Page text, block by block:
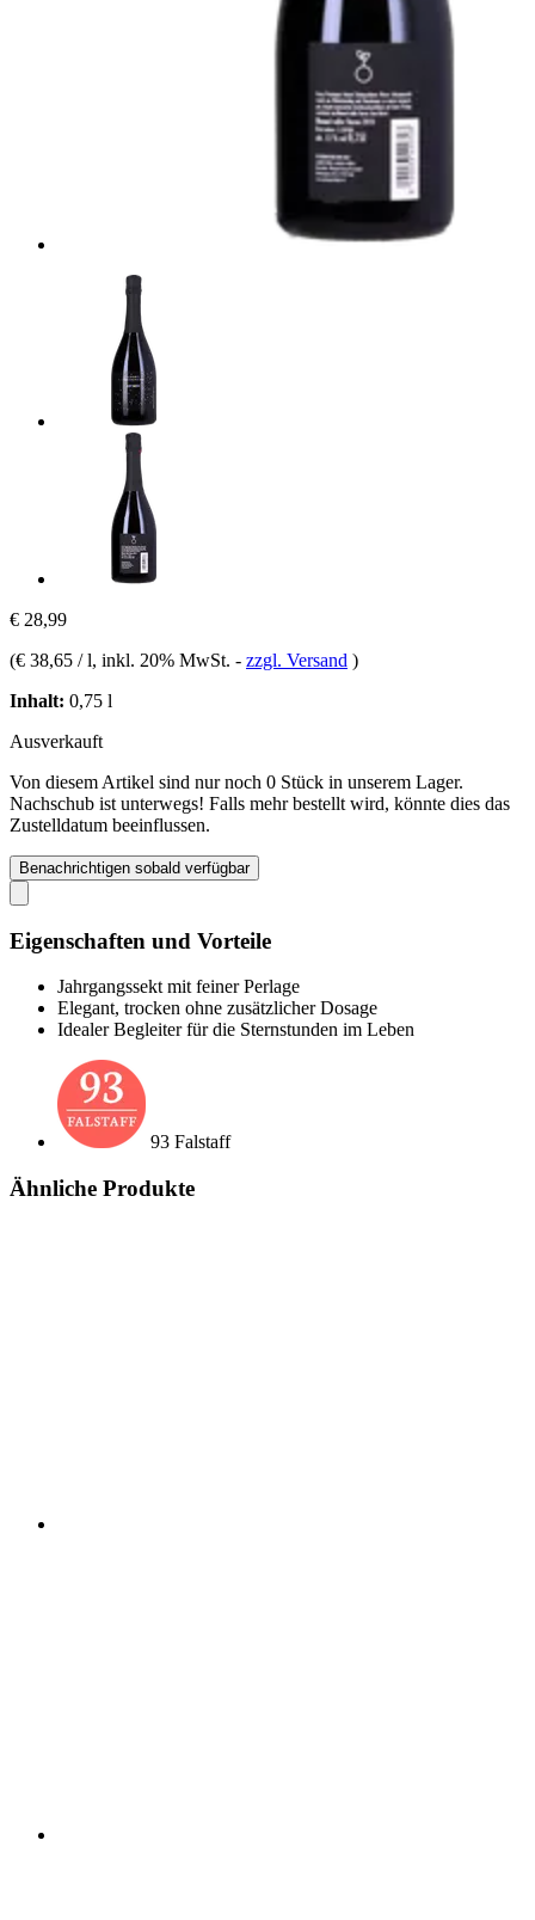
€ 28,99
(€ 38,65 / l, inkl. 20% MwSt. - zzgl. Versand )
Inhalt: 0,75 l
Ausverkauft
Von diesem Artikel sind nur noch 0 Stück in unserem Lager.
Nachschub ist unterwegs! Falls mehr bestellt wird, könnte dies das
Zustelldatum beeinflussen.
Benachrichtigen sobald verfügbar
Eigenschaften und Vorteile
Jahrgangssekt mit feiner Perlage
Elegant, trocken ohne zusätzlicher Dosage
Idealer Begleiter für die Sternstunden im Leben
93 Falstaff
Ähnliche Produkte